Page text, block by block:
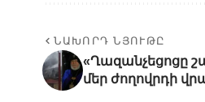
ՆԱԽՈՐԴ ՆՅՈՒԹԸ
«Ղազանչեցոցը
մեր ժողովրդի